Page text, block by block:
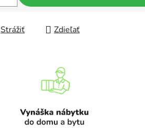
Strážiť Zdieľať